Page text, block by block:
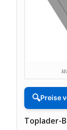
🔍Preise
Toplader-